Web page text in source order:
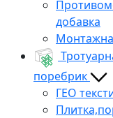
добавка
поребрик
ГЕО